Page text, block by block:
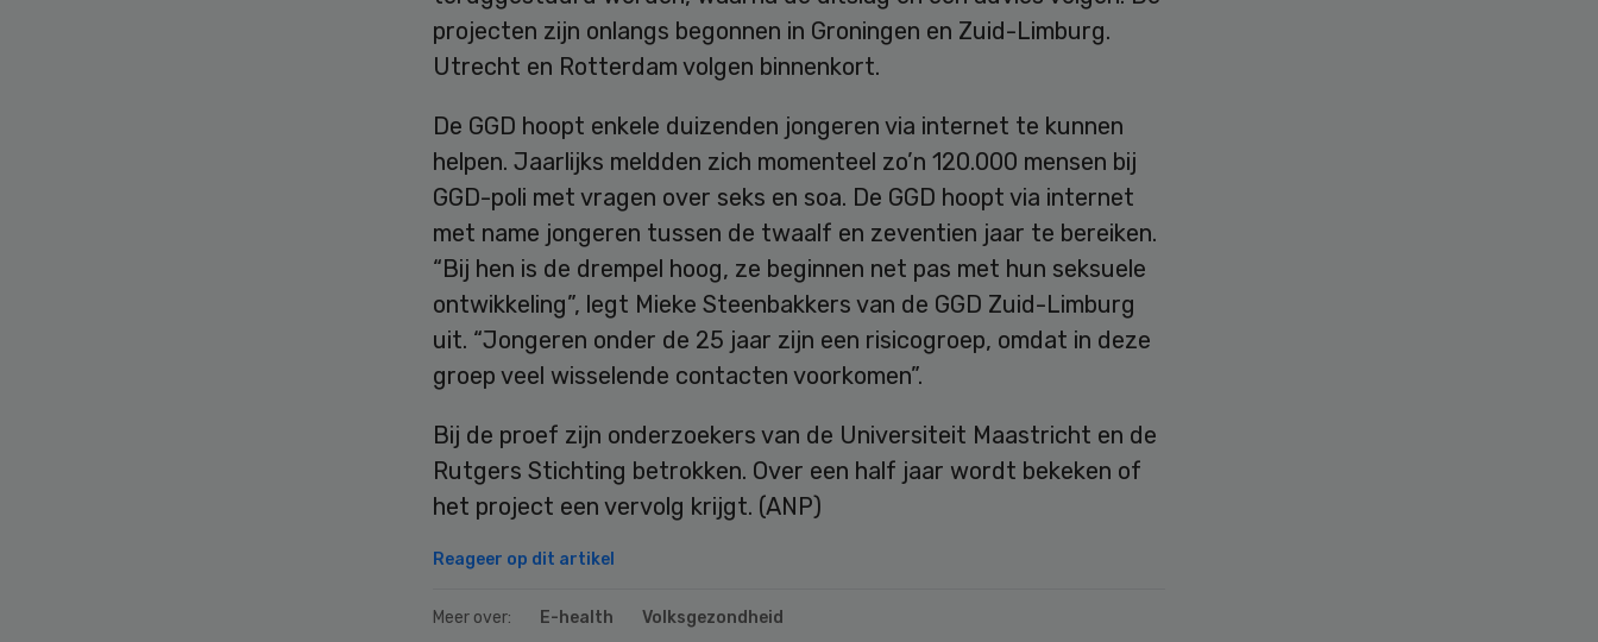
projecten zijn onlangs begonnen in Groningen en Zuid-Limburg.
Utrecht en Rotterdam volgen binnenkort.
De GGD hoopt enkele duizenden jongeren via internet te kunnen
helpen. Jaarlijks meldden zich momenteel zo’n 120.000 mensen bij
GGD-poli met vragen over seks en soa. De GGD hoopt via internet
met name jongeren tussen de twaalf en zeventien jaar te bereiken.
“Bij hen is de drempel hoog, ze beginnen net pas met hun seksuele
ontwikkeling”, legt Mieke Steenbakkers van de GGD Zuid-Limburg
uit. “Jongeren onder de 25 jaar zijn een risicogroep, omdat in deze
groep veel wisselende contacten voorkomen”.
Bij de proef zijn onderzoekers van de Universiteit Maastricht en de
Rutgers Stichting betrokken. Over een half jaar wordt bekeken of
het project een vervolg krijgt. (ANP)
Reageer op dit artikel
Meer over: E-health Volksgezondheid